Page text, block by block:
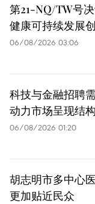
第21-NQ/TW号
健康可持续发展
06/08/2026 03:06
科技与金融招聘
动力市场呈现结
06/08/2026 01:20
胡志明市多中心
更加贴近民众